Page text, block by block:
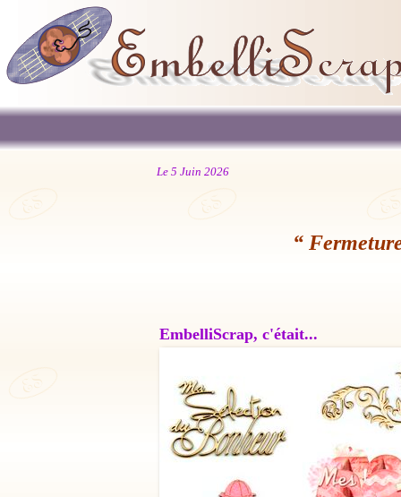
Le 5 Juin 2026
“
EmbelliScrap, c'était...